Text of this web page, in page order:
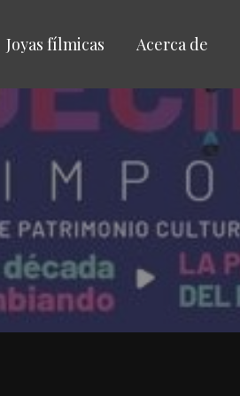
Joyas fílmicas Acerca de